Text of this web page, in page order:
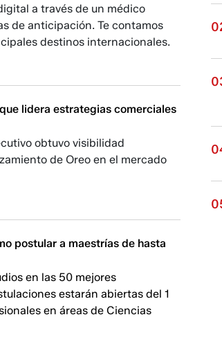
a través de un médico
de anticipación. Te contamos
destinos internacionales.
lidera estrategias comerciales
obtuvo visibilidad
de Oreo en el mercado
postular a maestrías de hasta
en las 50 mejores
estarán abiertas del 1
en áreas de Ciencias